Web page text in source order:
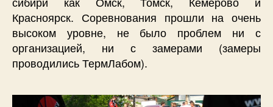
Красноярск. Соревнования прошли на очень
высоком уровне, не было проблем ни с
организацией, ни с замерами (замеры
проводились ТермЛабом).